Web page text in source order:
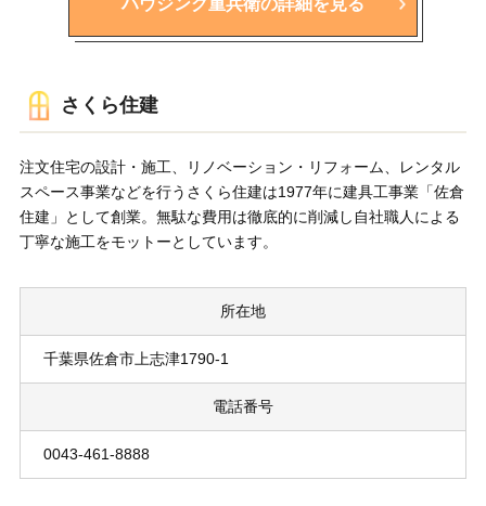
ハウジング重兵衛の詳細を見る
さくら住建
注文住宅の設計・施工、リノベーション・リフォーム、レンタル
スペース事業などを行うさくら住建は1977年に建具工事業「佐倉
住建」として創業。無駄な費用は徹底的に削減し自社職人による
丁寧な施工をモットーとしています。
所在地
千葉県佐倉市上志津1790-1
電話番号
0043-461-8888